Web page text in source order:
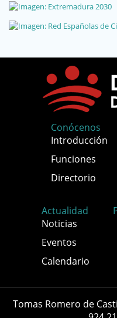
Conócenos
Introducción
Funciones
Directorio
Actualidad
Noticias
Eventos
Calendario
Tomas Romero de